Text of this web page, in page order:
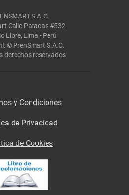
S.A.C.
Calle Paracas #532
Libre, Lima - Perú
© PrenSmart S.A.C.
derechos reservados
y Condiciones
de Privacidad
de Cookies